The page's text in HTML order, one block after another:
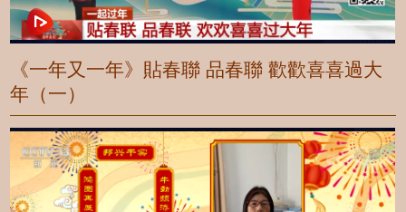
《一年又一年》貼春聯 品春聯 歡歡喜喜過大
年（一）